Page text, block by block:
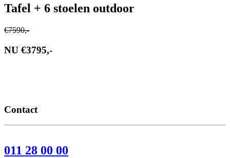
Tafel + 6 stoelen outdoor
€7590,-
NU €3795,-
Contact
011 28 00 00